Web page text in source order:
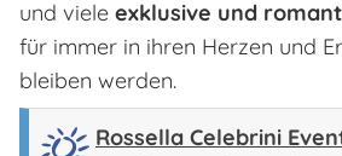
und viele exklusive und
für immer in ihren Herzen und
bleiben werden.
Rossella Celebrini